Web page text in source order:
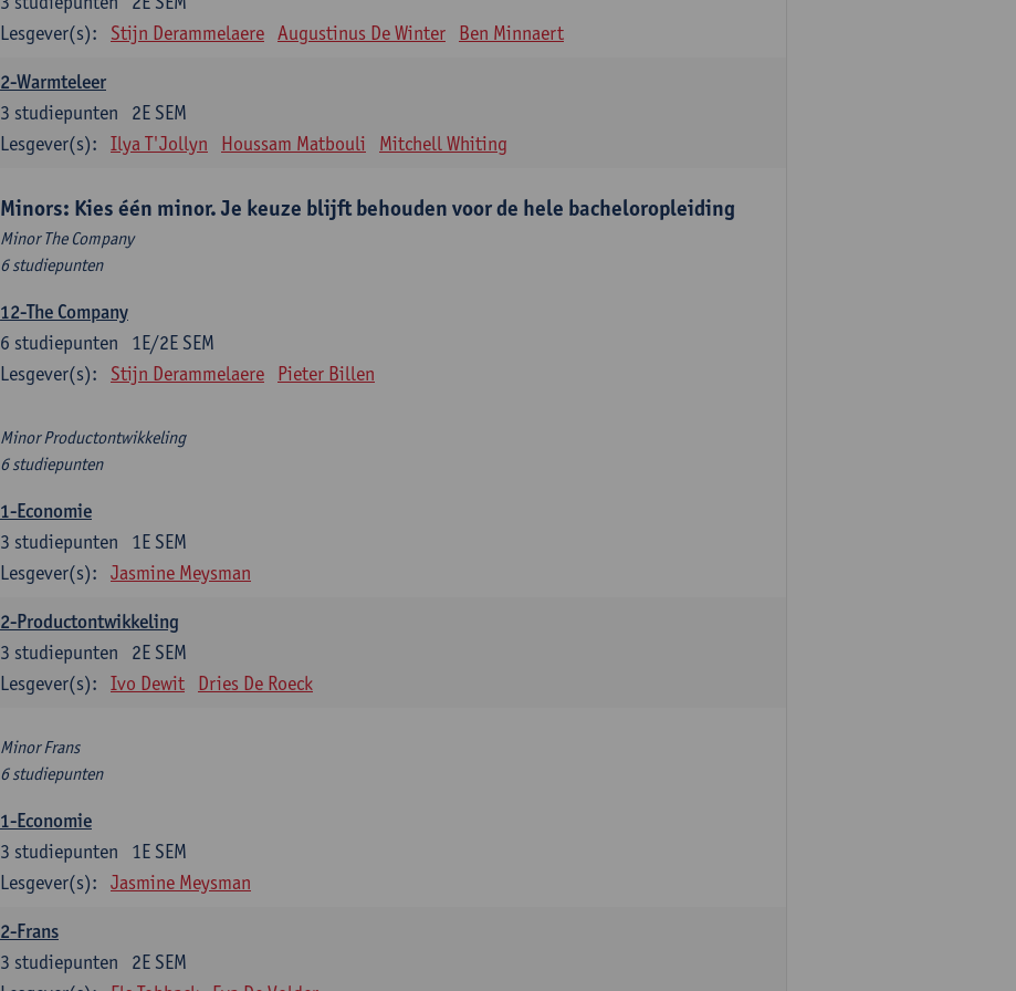
Lesgever(s):
Stijn Derammelaere Augustinus De Winter Ben Minnaert
2-Warmteleer
2E SEM
3 studiepunten
Lesgever(s):
Ilya T'Jollyn Houssam Matbouli Mitchell Whiting
Minors: Kies één minor. Je keuze blijft behouden voor de hele bacheloropleiding
Minor The Company
6 studiepunten
12-The Company
1E/2E SEM
6 studiepunten
Lesgever(s):
Stijn Derammelaere Pieter Billen
Minor Productontwikkeling
6 studiepunten
1-Economie
1E SEM
3 studiepunten
Lesgever(s):
Jasmine Meysman
2-Productontwikkeling
2E SEM
3 studiepunten
Lesgever(s):
Ivo Dewit Dries De Roeck
Minor Frans
6 studiepunten
1-Economie
1E SEM
3 studiepunten
Lesgever(s):
Jasmine Meysman
2-Frans
2E SEM
3 studiepunten